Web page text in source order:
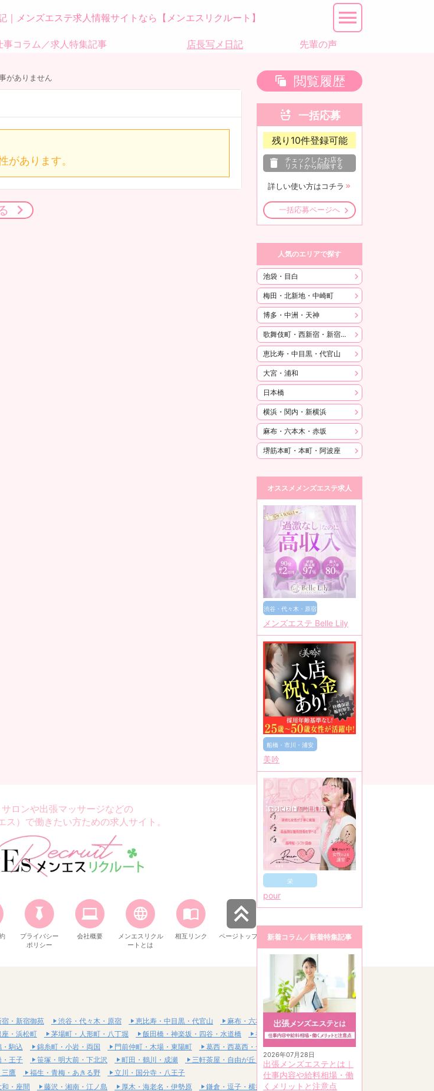
｜メンズエステ求人情報サイトなら【メンエスリクルート】
事コラム／求人特集記事 店長写メ日記 先輩の声
がありません
があります。
閲覧履歴
一括応募
残り 10件登録可能
チェックしたお店を
リストから削除する
詳しい使い方はコチラ
一括応募ページへ
人気のエリアで探す
池袋・目白
梅田・北新地・中崎町
博多・中洲・天神
歌舞伎町・西新宿・新宿御苑
恵比寿・中目黒・代官山
大宮・浦和
日本橋
横浜・関内・新横浜
麻布・六本木・赤坂
堺筋本町・本町・阿波座
オススメメンズエステ求人
渋谷・代々木・原宿
メンズエステ Belle Lily
船橋・市川・浦安
美吟
栄
pour
新着コラム／新着特集記事
2026年07月28日
出張メンズエステとは｜
仕事内容や給料相場・働
くメリットと注意点
ロンや出張マッサージなどの
ス）で働きたい方ための求人サイト。
プライバシー
ポリシー
会社概要
メンエスリクル
ートとは
相互リンク ページトップへ
・新宿御苑 渋谷・代々木・原宿 恵比寿・中目黒・代官山
麻布・六本木・赤坂
座・浜松町 茅場町・人形町・八丁堀 飯田橋・神楽坂・四谷・水道橋
神田・秋葉原・浅草橋
・駒込 錦糸町・小岩・両国 門前仲町・木場・東陽町
葛西・西葛西・一之江
・王子 笹塚・明大前・下北沢 町田・鶴川・成瀬
三軒茶屋・自由が丘・二子玉川
三鷹 福生・青梅・あきる野
立川・国分寺・八王子
・座間 藤沢・湘南・江ノ島 厚木・海老名・伊勢原
鎌倉・逗子・横須賀